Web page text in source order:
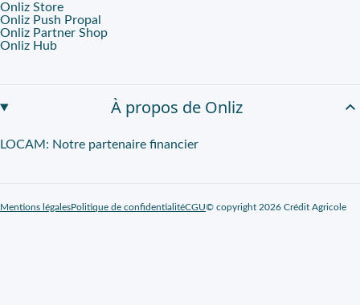
Onliz Store
Onliz Push Propal
Onliz Partner Shop
Onliz Hub
À propos de Onliz
LOCAM: Notre partenaire financier
Mentions légalesPolitique de confidentialitéCGU© copyright 2026 Crédit Agricole